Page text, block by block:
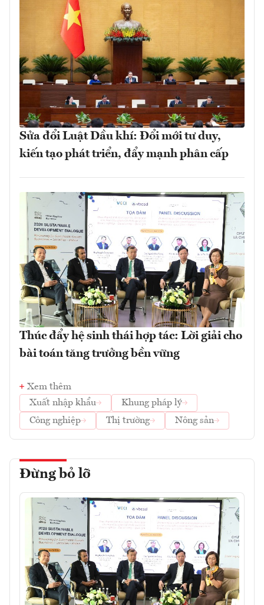
Sửa đổi Luật Dầu khí: Đổi mới tư duy,
kiến tạo phát triển, đẩy mạnh phân cấp
Thúc đẩy hệ sinh thái hợp tác: Lời giải cho
bài toán tăng trưởng bền vững
Xem thêm
Xuất nhập khẩu
Khung pháp lý
Công nghiệp
Thị trường Nông sản
Đừng bỏ lỡ